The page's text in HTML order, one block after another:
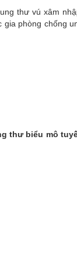
thư vú xâm
gia phòng chống
thư biểu mô